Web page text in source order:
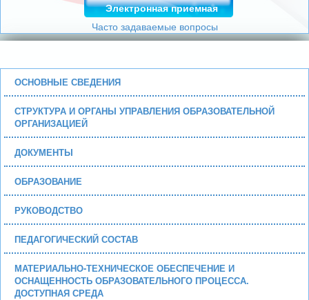
Электронная приемная
Часто задаваемые вопросы
ОСНОВНЫЕ СВЕДЕНИЯ
СТРУКТУРА И ОРГАНЫ УПРАВЛЕНИЯ ОБРАЗОВАТЕЛЬНОЙ
ОРГАНИЗАЦИЕЙ
ДОКУМЕНТЫ
ОБРАЗОВАНИЕ
РУКОВОДСТВО
ПЕДАГОГИЧЕСКИЙ СОСТАВ
МАТЕРИАЛЬНО-ТЕХНИЧЕСКОЕ ОБЕСПЕЧЕНИЕ И
ОСНАЩЕННОСТЬ ОБРАЗОВАТЕЛЬНОГО ПРОЦЕССА.
ДОСТУПНАЯ СРЕДА